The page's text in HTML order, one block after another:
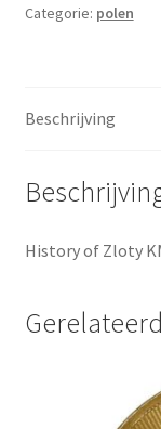
Categorie: polen
Beschrijving
History of Zloty